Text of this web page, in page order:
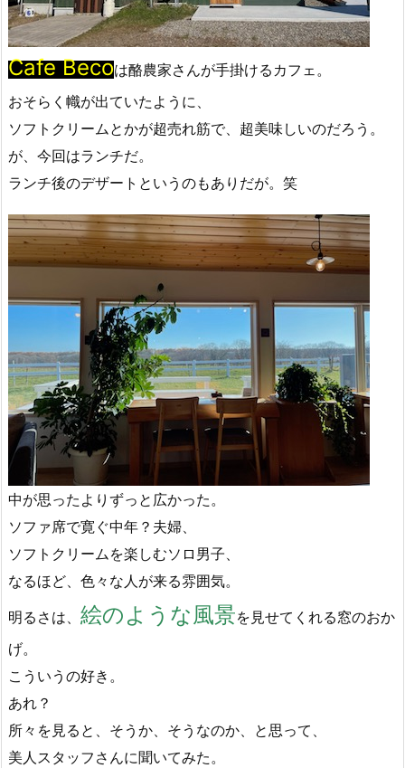
Cafe Becoは酪農家さんが手掛けるカフェ。
おそらく幟が出ていたように、
ソフトクリームとかが超売れ筋で、超美味しいのだろう。
が、今回はランチだ。
ランチ後のデザートというのもありだが。笑
中が思ったよりずっと広かった。
ソファ席で寛ぐ中年？夫婦、
ソフトクリームを楽しむソロ男子、
なるほど、色々な人が来る雰囲気。
明るさは、 絵のような風景を見せてくれる窓のおか
げ。
こういうの好き。
あれ？
所々を見ると、そうか、そうなのか、と思って、
美人スタッフさんに聞いてみた。